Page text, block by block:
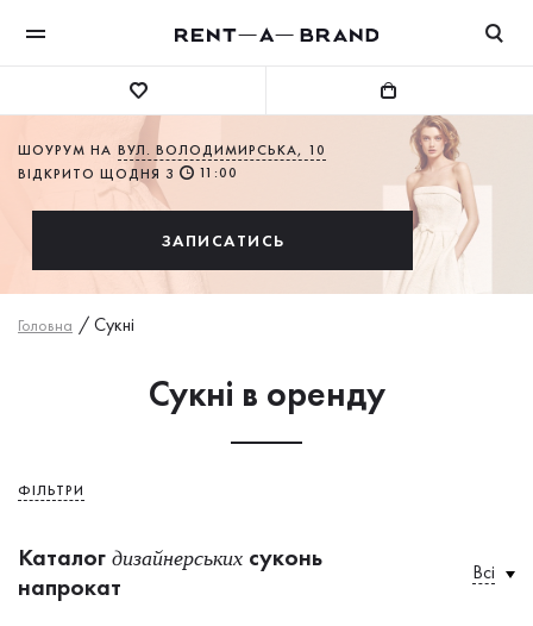
ШОУРУМ НА ВУЛ. ВОЛОДИМИРСЬКА, 10
ВІДКРИТО ЩОДНЯ З
11:00
ЗАПИСАТИСЬ
Головна /Сукнi
Сукні в оренду
ФІЛЬТРИ
Каталог дизайнерських суконь
напрокат
Всі